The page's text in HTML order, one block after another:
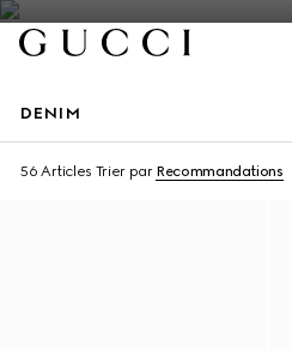
DENIM
56 Articles Trier par Recommandations